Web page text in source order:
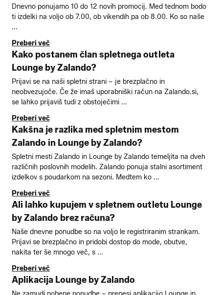
Dnevno ponujamo 10 do 12 novih promocij. Med tednom bodo
ti izdelki na voljo ob 7.00, ob vikendih pa ob 8.00. Ko so naše
...
Preberi več
Kako postanem član spletnega outleta
Lounge by Zalando?
Prijavi se na naši spletni strani – je brezplačno in
neobvezujoče. Če že imaš uporabniški račun na Zalando.si,
se lahko prijaviš tudi z obstoječimi ...
Preberi več
Kakšna je razlika med spletnim mestom
Zalando in Lounge by Zalando?
Spletni mesti Zalando in Lounge by Zalando temeljita na dveh
različnih poslovnih modelih. Zalando ponuja stalni asortiment
izdelkov s poudarkom na sezoni. Medtem ko ...
Preberi več
Ali lahko kupujem v spletnem outletu Lounge
by Zalando brez računa?
Naše dnevne ponudbe so na voljo le registriranim strankam.
Prijavi se brezplačno in pridobi dostop do mode, obutve,
nakita ter še mnogo več, s ...
Preberi več
Aplikacija Lounge by Zalando